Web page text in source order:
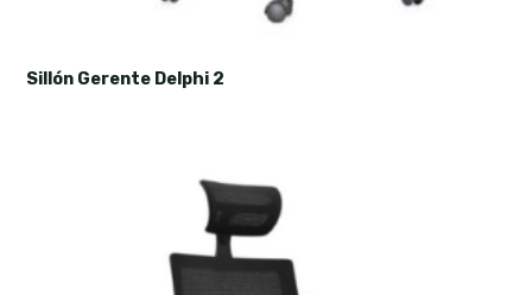
Sillón Gerente Delphi 2